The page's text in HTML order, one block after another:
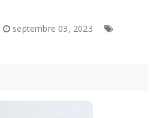
septembre 03, 2023